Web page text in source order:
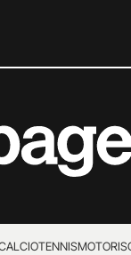
TENNISMOTORI